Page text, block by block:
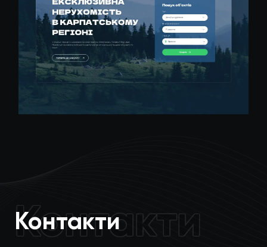
готелю в Буковелі
Деталі проекту
нерухомості в Карпатах
Контакти
Контакти